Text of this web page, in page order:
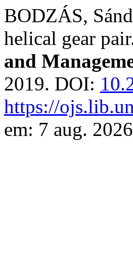
BODZÁS,
helical gear
and
2019. DOI:
https://
em: 7 aug.